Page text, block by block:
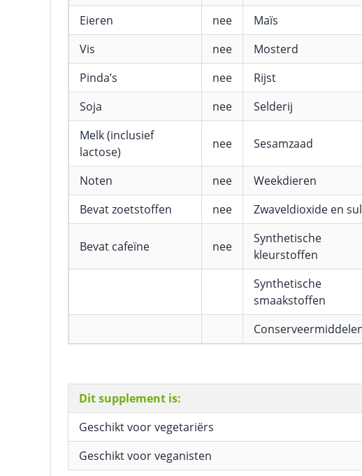
Eieren
nee Maïs
Vis
nee Mosterd
Pinda’s
nee Rijst
Soja
nee Selderij
Melk (inclusief
lactose)
nee Sesamzaad
Noten nee Weekdieren
Bevat zoetstoffen
nee Zwaveldioxide en
Bevat cafeïne nee
Synthetische
kleurstoffen
Synthetische
smaakstoffen
Dit supplement is:
Geschikt voor vegetariërs
Geschikt voor veganisten